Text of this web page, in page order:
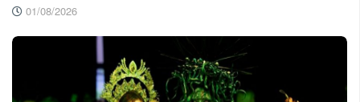
01/08/2026